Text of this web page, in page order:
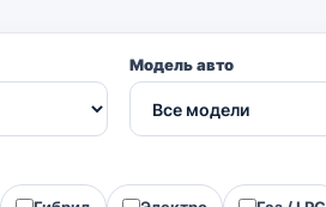
Модель авто